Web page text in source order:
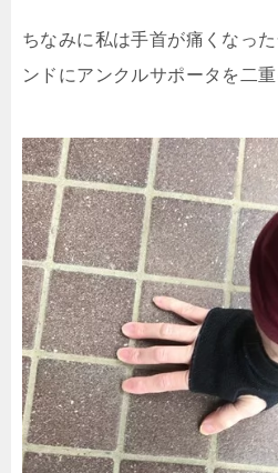
ちなみに私は手首が痛くなっ
ンドにアンクルサポータを二重